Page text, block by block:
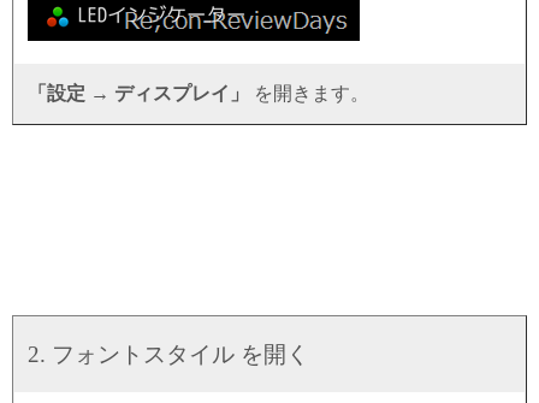
「設定 → ディスプレイ」 を開きます。
2. フォントスタイル を開く